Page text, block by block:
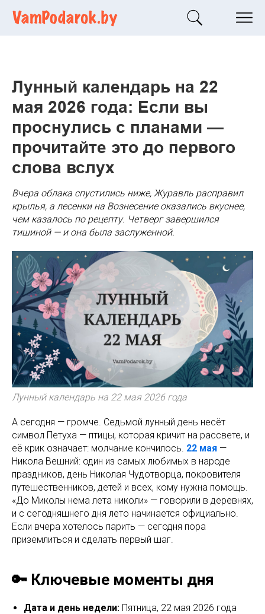
Лунный календарь на 22
мая 2026 года: Если вы
проснулись с планами —
прочитайте это до первого
слова вслух
Вчера облака спустились ниже, Журавль расправил
крылья, а лесенки на Вознесение оказались вкуснее,
чем казалось по рецепту. Четверг завершился
тишиной — и она была заслуженной.
Лунный календарь на 22 мая 2026 года
А сегодня — громче. Седьмой лунный день несёт
символ Петуха — птицы, которая кричит на рассвете, и
её крик означает: молчание кончилось. 22 мая —
Никола Вешний: один из самых любимых в народе
праздников, день Николая Чудотворца, покровителя
путешественников, детей и всех, кому нужна помощь.
«До Миколы нема лета николи» — говорили в деревнях,
и с сегодняшнего дня лето начинается официально.
Если вчера хотелось парить — сегодня пора
приземлиться и сделать первый шаг.
🔑 Ключевые моменты дня
Дата и день недели: Пятница, 22 мая 2026 года